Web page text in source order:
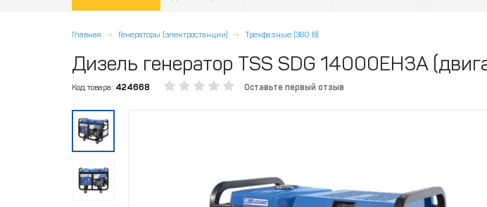
Главная Генераторы (электростанции) Трехфазные (380 В)
Дизель генератор TSS SDG 14000EH3A
Код товара: 424668 Оставьте первый отзыв